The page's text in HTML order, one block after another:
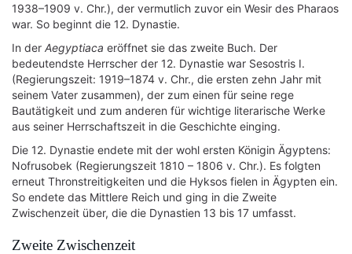
1938–1909 v. Chr.), der vermutlich zuvor ein Wesir des Pharaos
war. So beginnt die 12. Dynastie.
In der Aegyptiaca eröffnet sie das zweite Buch. Der
bedeutendste Herrscher der 12. Dynastie war Sesostris I.
(Regierungszeit: 1919–1874 v. Chr., die ersten zehn Jahr mit
seinem Vater zusammen), der zum einen für seine rege
Bautätigkeit und zum anderen für wichtige literarische Werke
aus seiner Herrschaftszeit in die Geschichte einging.
Die 12. Dynastie endete mit der wohl ersten Königin Ägyptens:
Nofrusobek (Regierungszeit 1810 – 1806 v. Chr.). Es folgten
erneut Thronstreitigkeiten und die Hyksos fielen in Ägypten ein.
So endete das Mittlere Reich und ging in die Zweite
Zwischenzeit über, die die Dynastien 13 bis 17 umfasst.
Zweite Zwischenzeit